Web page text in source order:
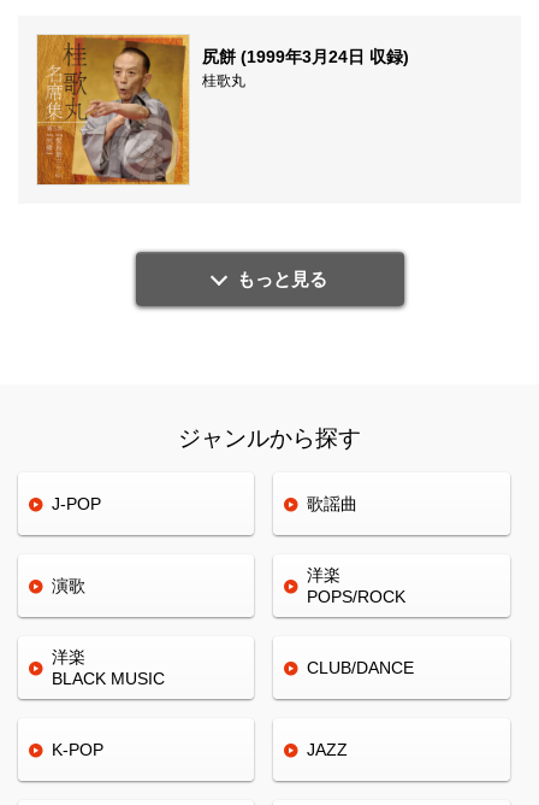
もっと見る
尻餅 (1999年3月24日 収録)
桂歌丸
ジャンルから探す
J-POP 歌謡曲
演歌
洋楽
POPS/ROCK
洋楽
BLACK MUSIC
CLUB/DANCE
K-POP JAZZ